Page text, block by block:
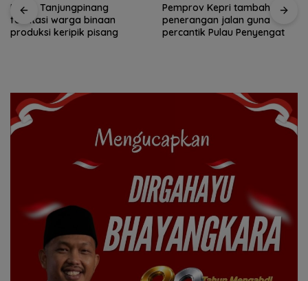
Rutan Tanjungpinang
fasilitasi warga binaan
produksi keripik pisang
Pemprov Kepri tambah
penerangan jalan guna
percantik Pulau Penyengat